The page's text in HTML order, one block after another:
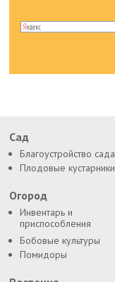
Сад
Благоустройство сада
Плодовые кустарники
Огород
Инвентарь и
приспособления
Бобовые культуры
Помидоры